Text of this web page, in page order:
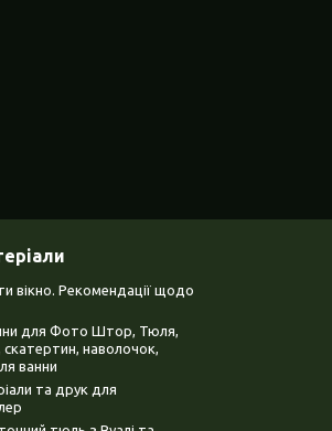
вікно. Рекомендації щодо
для Фото Штор, Тюля,
наволочок,
ванни
та друк для